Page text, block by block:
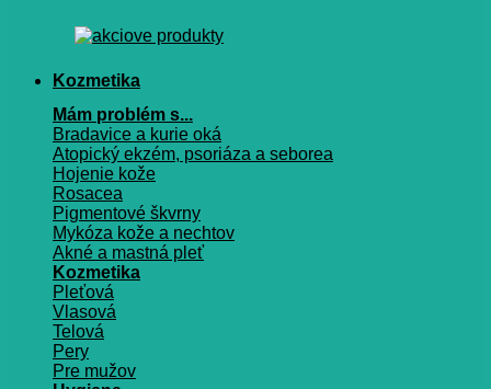
Kozmetika
Mám problém s...
Bradavice a kurie oká
Atopický ekzém, psoriáza a seborea
Hojenie kože
Rosacea
Pigmentové škvrny
Mykóza kože a nechtov
Akné a mastná pleť
Kozmetika
Pleťová
Vlasová
Telová
Pery
Pre mužov